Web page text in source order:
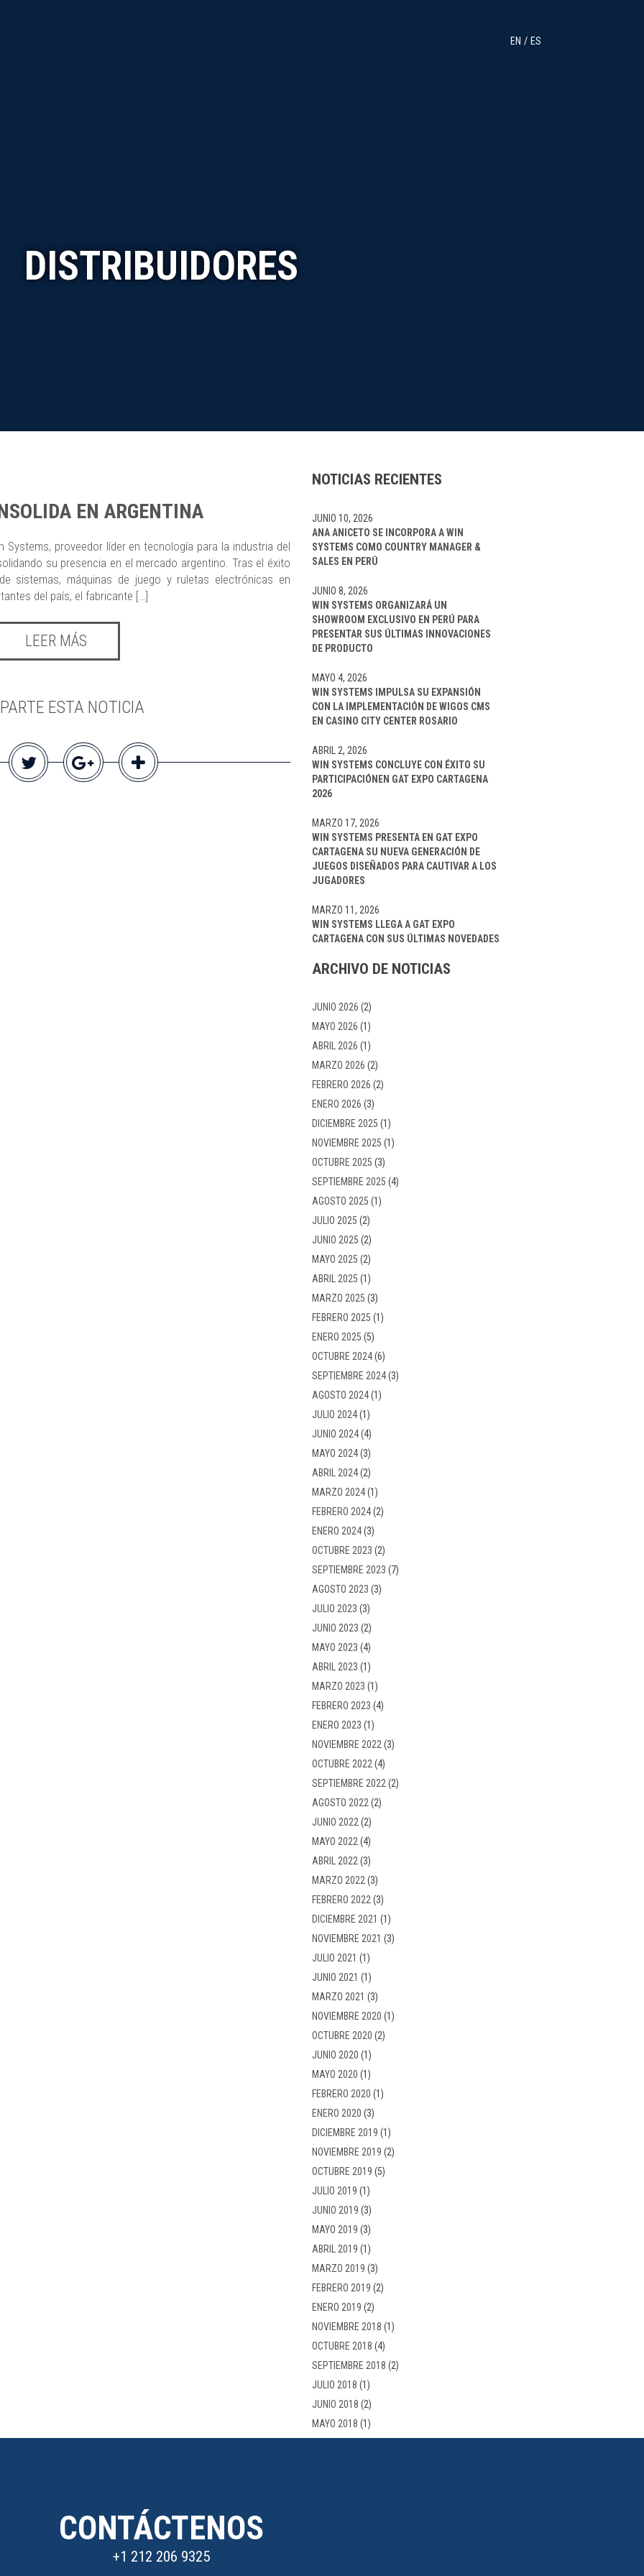
EN ES
DISTRIBUIDORES
EN ARGENTINA
Systems, proveedor líder en tecnología para la industria del
su presencia en el mercado argentino. Tras el éxito
sistemas, máquinas de juego y ruletas electrónicas en
del país, el fabricante […]
LEER MÁS
ESTA NOTICIA
NOTICIAS RECIENTES
ANA ANICETO SE INCORPORA A WIN
SYSTEMS COMO COUNTRY MANAGER &
SALES EN PERÚ
JUNIO 10, 2026
WIN SYSTEMS ORGANIZARÁ UN
SHOWROOM EXCLUSIVO EN PERÚ PARA
PRESENTAR SUS ÚLTIMAS INNOVACIONES
DE PRODUCTO
JUNIO 8, 2026
WIN SYSTEMS IMPULSA SU EXPANSIÓN
CON LA IMPLEMENTACIÓN DE WIGOS CMS
EN CASINO CITY CENTER ROSARIO
MAYO 4, 2026
WIN SYSTEMS CONCLUYE CON ÉXITO SU
PARTICIPACIÓNEN GAT EXPO CARTAGENA
2026
ABRIL 2, 2026
WIN SYSTEMS PRESENTA EN GAT EXPO
CARTAGENA SU NUEVA GENERACIÓN DE
JUEGOS DISEÑADOS PARA CAUTIVAR A LOS
JUGADORES
MARZO 17, 2026
WIN SYSTEMS LLEGA A GAT EXPO
CARTAGENA CON SUS ÚLTIMAS NOVEDADES
MARZO 11, 2026
ARCHIVO DE NOTICIAS
JUNIO 2026 (2)
MAYO 2026 (1)
ABRIL 2026 (1)
MARZO 2026 (2)
FEBRERO 2026 (2)
ENERO 2026 (3)
DICIEMBRE 2025 (1)
NOVIEMBRE 2025 (1)
OCTUBRE 2025 (3)
SEPTIEMBRE 2025 (4)
AGOSTO 2025 (1)
JULIO 2025 (2)
JUNIO 2025 (2)
MAYO 2025 (2)
ABRIL 2025 (1)
MARZO 2025 (3)
FEBRERO 2025 (1)
ENERO 2025 (5)
OCTUBRE 2024(6)
SEPTIEMBRE 2024(3)
AGOSTO 2024(1)
JULIO 2024(1)
JUNIO 2024(4)
MAYO 2024(3)
ABRIL 2024(2)
MARZO 2024(1)
FEBRERO 2024(2)
ENERO 2024(3)
OCTUBRE 2023 (2)
SEPTIEMBRE 2023 (7)
AGOSTO 2023 (3)
JULIO 2023 (3)
JUNIO 2023 (2)
MAYO 2023 (4)
ABRIL 2023 (1)
MARZO 2023 (1)
FEBRERO 2023 (4)
ENERO 2023 (1)
NOVIEMBRE 2022 (3)
OCTUBRE 2022 (4)
SEPTIEMBRE 2022 (2)
AGOSTO 2022 (2)
JUNIO 2022 (2)
MAYO 2022 (4)
ABRIL 2022 (3)
MARZO 2022 (3)
FEBRERO 2022 (3)
DICIEMBRE 2021 (1)
NOVIEMBRE 2021 (3)
JULIO 2021 (1)
JUNIO 2021 (1)
MARZO 2021 (3)
NOVIEMBRE 2020 (1)
OCTUBRE 2020 (2)
JUNIO 2020 (1)
MAYO 2020 (1)
FEBRERO 2020 (1)
ENERO 2020 (3)
DICIEMBRE 2019 (1)
NOVIEMBRE 2019 (2)
OCTUBRE 2019 (5)
JULIO 2019 (1)
JUNIO 2019 (3)
MAYO 2019 (3)
ABRIL 2019 (1)
MARZO 2019 (3)
FEBRERO 2019 (2)
ENERO 2019 (2)
NOVIEMBRE 2018 (1)
OCTUBRE 2018 (4)
SEPTIEMBRE 2018 (2)
JULIO 2018 (1)
JUNIO 2018 (2)
MAYO 2018 (1)
CONTÁCTENOS
+1 212 206 9325